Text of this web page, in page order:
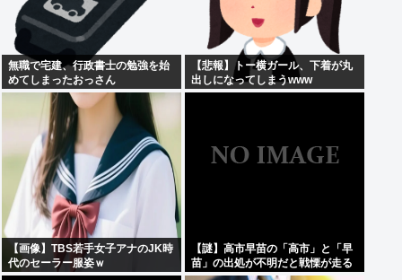
無職で宅建、行政書士の勉強を始
めてしまったおっさん
【悲報】トー横ガール、下着が丸
出しになってしまうwww
【画像】TBS若手女子アナのJK時
代のセーラー服姿ｗ
【謎】高市早苗の「高市」と「早
苗」の出処が不明だと戦慄が走る